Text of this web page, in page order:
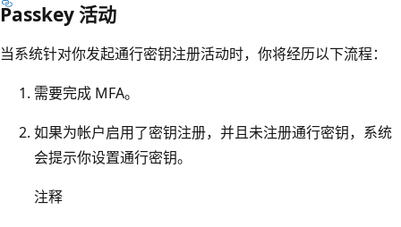
Passkey 活动
当系统针对你发起通行密钥注册活动时，你将经历以下流程：
需要完成 MFA。
如果为帐户启用了密钥注册，并且未注册通行密钥，系统
会提示你设置通行密钥。
注释